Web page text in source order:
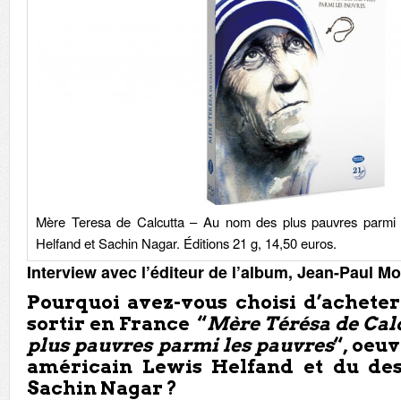
Mère Teresa de Calcutta – Au nom des plus pauvres
Helfand et Sachin Nagar. Éditions 21 g, 14,50 euros.
Interview avec l’éditeur de l’album, Jean-Paul
Pourquoi avez-vous choisi
sortir en France “Mère Térésa de
plus pauvres parmi les pauvres“,
américain Lewis Helfand et du
Sachin Nagar ?